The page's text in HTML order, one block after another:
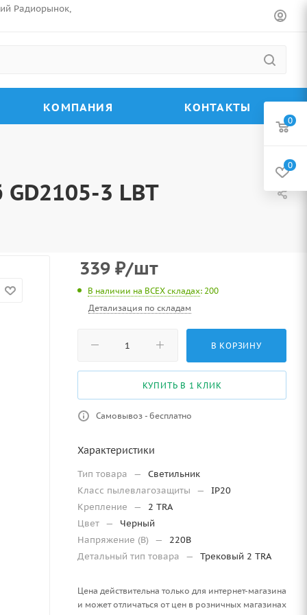
Радиорынок,
КОМПАНИЯ КОНТАКТЫ
3 LBT
339 ₽/шт
В наличии на ВСЕХ складах: 200
Детализация по складам
В КОРЗИНУ
КУПИТЬ В 1 КЛИК
Самовывоз - бесплатно
Характеристики
Тип товара —
Светильник
Класс пылевлагозащиты
—
IP20
Крепление
—
2 TRA
Цвет —
Черный
Напряжение (В)
—
220В
Детальный тип товара
— Трековый 2 TRA
Цена действительна только для интернет-магазина
и может отличаться от цен в розничных магазинах
0
0